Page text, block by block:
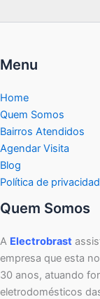
Menu
Home
Quem Somos
Bairros Atendidos
Agendar Visita
Blog
Política de
Quem Somos
A Electrobrast
empresa que esta
30 anos, atuando
eletrodomésticos